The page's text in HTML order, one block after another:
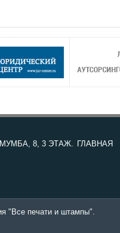
8, 3 ЭТАЖ. ГЛАВНАЯ
"Все печати и штампы".